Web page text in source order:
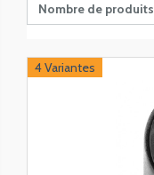
Nombre de produits
4 Variantes